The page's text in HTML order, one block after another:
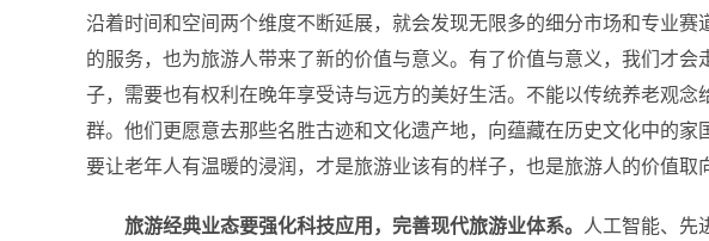
沿着时间和空间两个维度不断延展，就会发现无限多的细分市场和专业
的服务，也为旅游人带来了新的价值与意义。有了价值与意义，我们才
子，需要也有权利在晚年享受诗与远方的美好生活。不能以传统养老观
群。他们更愿意去那些名胜古迹和文化遗产地，向蕴藏在历史文化中的家
要让老年人有温暖的浸润，才是旅游业该有的样子，也是旅游人的价值取
旅游经典业态要强化科技应用，完善现代旅游业体系。
人工智能、先